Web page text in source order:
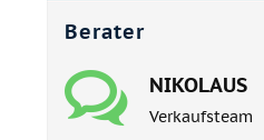
Berater
NIKOLAUS
Verkaufsteam